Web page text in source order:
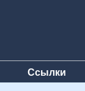
Ссылки